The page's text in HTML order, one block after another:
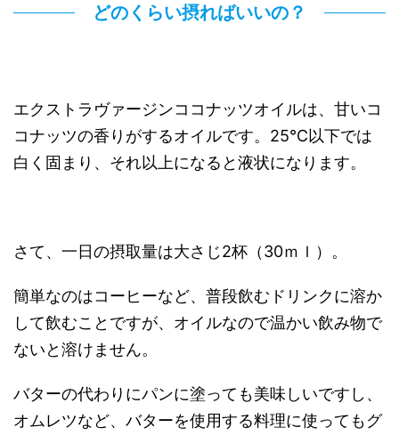
どのくらい摂ればいいの？
エクストラヴァージンココナッツオイルは、甘いコ
コナッツの香りがするオイルです。25℃以下では
白く固まり、それ以上になると液状になります。
さて、一日の摂取量は大さじ2杯（30ｍｌ）。
簡単なのはコーヒーなど、普段飲むドリンクに溶か
して飲むことですが、オイルなので温かい飲み物で
ないと溶けません。
バターの代わりにパンに塗っても美味しいですし、
オムレツなど、バターを使用する料理に使ってもグ